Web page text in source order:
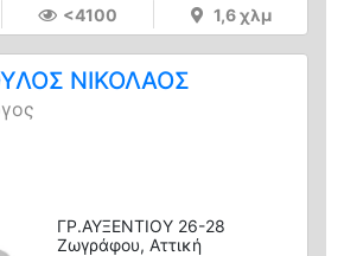
<4100 1,6 χλμ
ΝΙΚΟΛΑΟΣ
ΓΡ.ΑΥΞΕΝΤΙΟΥ 26-28
Ζωγράφου, Αττική